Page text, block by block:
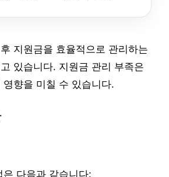
지원금을 효율적으로 관리하는
있습니다. 지원금 관리 부족은
영향을 미칠 수 있습니다.
다음과 같습니다: